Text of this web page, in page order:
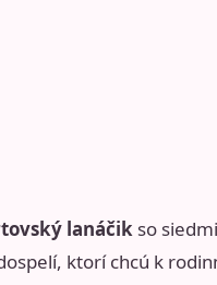
lanáčik so
ktorí chcú k